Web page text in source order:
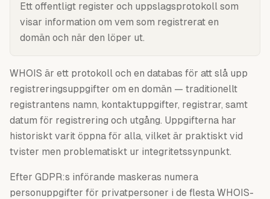
Ett offentligt register och uppslagsprotokoll som
visar information om vem som registrerat en
domän och när den löper ut.
WHOIS är ett protokoll och en databas för att slå upp
registreringsuppgifter om en domän — traditionellt
registrantens namn, kontaktuppgifter, registrar, samt
datum för registrering och utgång. Uppgifterna har
historiskt varit öppna för alla, vilket är praktiskt vid
tvister men problematiskt ur integritetssynpunkt.
Efter GDPR:s införande maskeras numera
personuppgifter för privatpersoner i de flesta WHOIS-